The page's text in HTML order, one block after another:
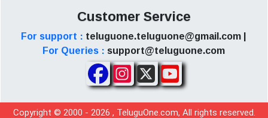
Customer Service
For support : teluguone.teluguone@gmail.com |
For Queries : support@teluguone.com
Copyright © 2000 - 2026 , TeluguOne.com, All rights reserved.